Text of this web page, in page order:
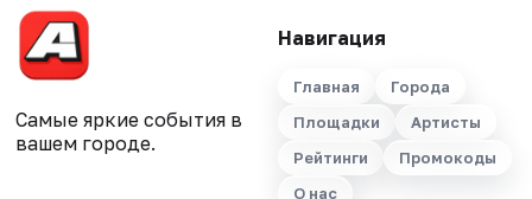
Самые яркие события в
вашем городе.
Навигация
Главная
Города
Площадки
Артисты
Рейтинги
Промокоды
О нас